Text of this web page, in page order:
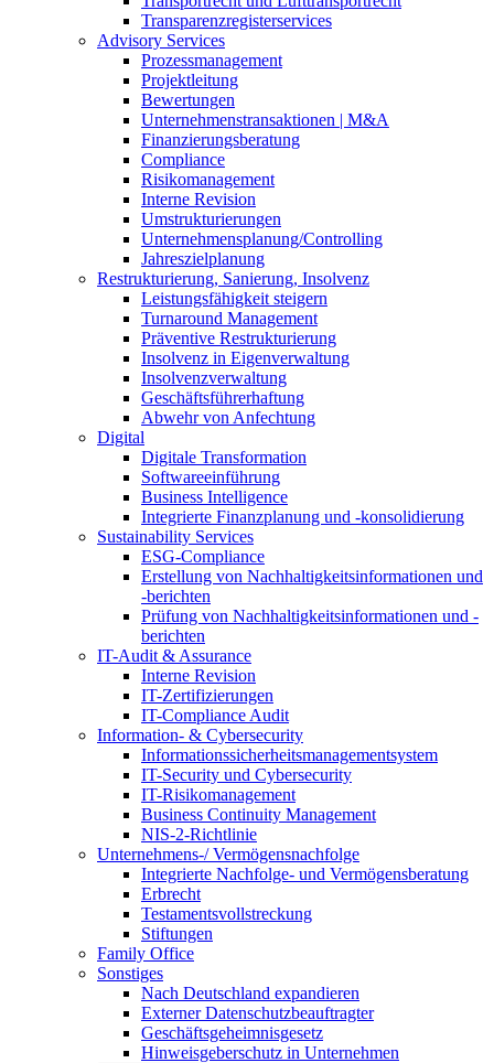
Transparenzregisterservices
Advisory Services
Prozessmanagement
Projektleitung
Bewertungen
Unternehmenstransaktionen | M&A
Finanzierungsberatung
Compliance
Risikomanagement
Interne Revision
Umstrukturierungen
Unternehmensplanung/Controlling
Jahreszielplanung
Restrukturierung, Sanierung, Insolvenz
Leistungsfähigkeit steigern
Turnaround Management
Präventive Restrukturierung
Insolvenz in Eigenverwaltung
Insolvenzverwaltung
Geschäftsführerhaftung
Abwehr von Anfechtung
Digital
Digitale Transformation
Softwareeinführung
Business Intelligence
Integrierte Finanzplanung und -konsolidierung
Sustainability Services
ESG-Compliance
Erstellung von Nachhaltigkeitsinformationen und
-berichten
Prüfung von Nachhaltigkeitsinformationen und -
berichten
IT-Audit & Assurance
Interne Revision
IT-Zertifizierungen
IT-Compliance Audit
Information- & Cybersecurity
Informationssicherheitsmanagementsystem
IT-Security und Cybersecurity
IT-Risikomanagement
Business Continuity Management
NIS-2-Richtlinie
Unternehmens-/Vermögensnachfolge
Integrierte Nachfolge- und Vermögensberatung
Erbrecht
Testamentsvollstreckung
Stiftungen
Family Office
Sonstiges
Nach Deutschland expandieren
Externer Datenschutzbeauftragter
Geschäftsgeheimnisgesetz
Hinweisgeberschutz in Unternehmen